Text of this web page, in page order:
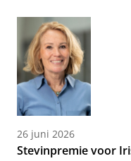
26 juni 2026
Stevinpremie voor